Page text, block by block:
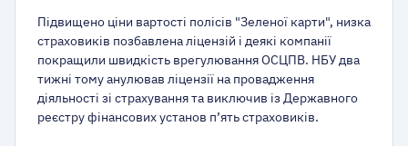
Підвищено ціни вартості полісів "Зеленої карти", низка
страховиків позбавлена ліцензій і деякі компанії
покращили швидкість врегулювання ОСЦПВ. НБУ два
тижні тому анулював ліцензії на провадження
діяльності зі страхування та виключив із Державного
реєстру фінансових установ п’ять страховиків.